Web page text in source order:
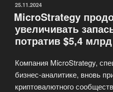
запуску
цифрового
рубля»
ОПУБЛИКОВАНО
25.11.2024
MicroStrategy
увеличивать
потратив $5,4 млрд
Компания MicroStrategy,
бизнес-аналитике, вновь
криптовалютного